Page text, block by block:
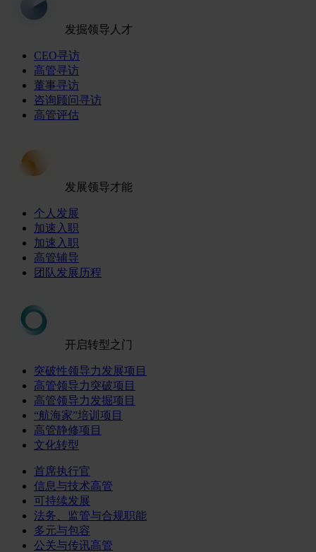
发掘领导人才
CEO寻访
高管寻访
董事寻访
咨询顾问寻访
高管评估
发展领导才能
个人发展
加速入职
加速入职
高管辅导
团队发展历程
开启转型之门
突破性领导力发展项目
高管领导力突破项目
高管领导力发掘项目
“航海家”培训项目
高管静修项目
文化转型
首席执行官
信息与技术高管
可持续发展
法务、监管与合规职能
多元与包容
公关与传讯高管